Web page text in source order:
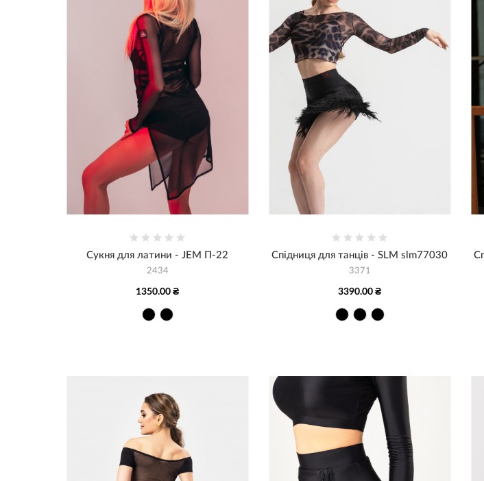
Сукня для латини - JEM П-22
2434
1350.00 ₴
Спідниця для танців - SLM slm77030
3371
3390.00 ₴